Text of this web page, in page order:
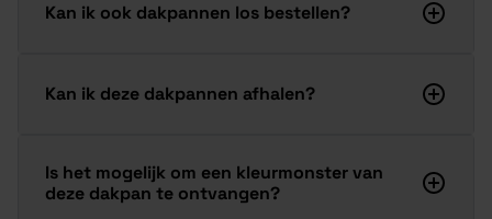
Kan ik ook dakpannen los bestellen?
Kan ik deze dakpannen afhalen?
Is het mogelijk om een kleurmonster van
deze dakpan te ontvangen?